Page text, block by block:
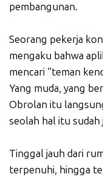
pembangunan.
Seorang pekerja
mengaku bahwa
mencari "teman
Yang muda, yang
Obrolan itu
seolah hal itu sudah
Tinggal jauh dari
terpenuhi, hingga